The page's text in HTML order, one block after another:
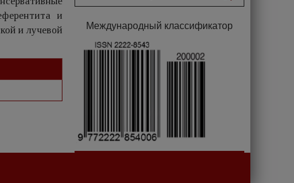
и
и лучевой
Международный классификатор